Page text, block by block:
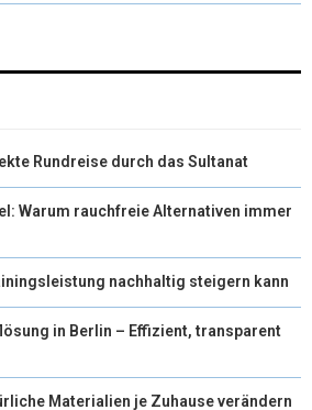
T
Rundreise durch das Sultanat
Warum rauchfreie Alternativen immer
nachhaltig steigern kann
in Berlin – Effizient, transparent
Materialien je Zuhause verändern